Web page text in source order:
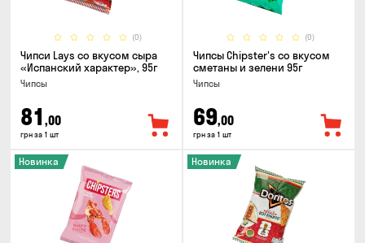
(0)
Чипси Lays со вкусом сыра
«Испанский характер», 95г
Чипсы
81 ,00
грн за 1 шт
(0)
Чипсы Chipster's со вкусом
сметаны и зелени 95г
Чипсы
69,00
грн за 1 шт
Новинка Новинка